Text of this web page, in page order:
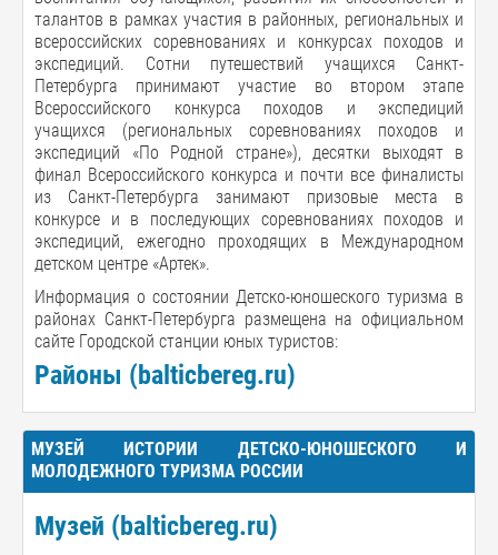
талантов в рамках участия в районных, региональных и
всероссийских соревнованиях и конкурсах походов и
экспедиций. Сотни путешествий учащихся Санкт-
Петербурга принимают участие во втором этапе
Всероссийского конкурса походов и экспедиций
учащихся (региональных соревнованиях походов и
экспедиций «По Родной стране»), десятки выходят в
финал Всероссийского конкурса и почти все финалисты
из Санкт-Петербурга занимают призовые места в
конкурсе и в последующих соревнованиях походов и
экспедиций, ежегодно проходящих в Международном
детском центре «Артек».
Информация о состоянии Детско-юношеского туризма в
районах Санкт-Петербурга размещена на официальном
сайте Городской станции юных туристов:
Районы (balticbereg.ru)
МУЗЕЙ ИСТОРИИ ДЕТСКО-ЮНОШЕСКОГО И
МОЛОДЕЖНОГО ТУРИЗМА РОССИИ
Музей (balticbereg.ru)